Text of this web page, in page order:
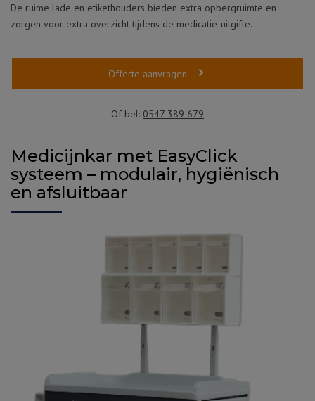
De ruime lade en etikethouders bieden extra opbergruimte en
zorgen voor extra overzicht tijdens de medicatie-uitgifte.
Offerte aanvragen
Of bel: 0547 389 679
Medicijnkar met EasyClick
systeem – modulair, hygiënisch
en afsluitbaar